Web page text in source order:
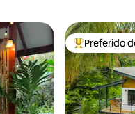
Entre os
Preferido